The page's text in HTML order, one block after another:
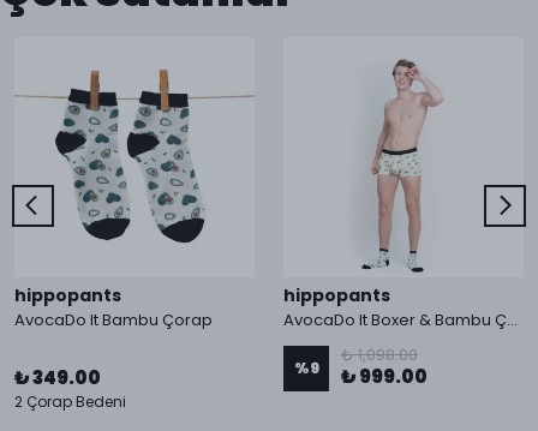
hippopants
AvocaDo It Bambu Çorap
₺ 349.00
2 Çorap Bedeni
hippopants
AvocaDo It Boxer & Bambu Çorap
%9
₺ 1,098.00
₺ 999.00